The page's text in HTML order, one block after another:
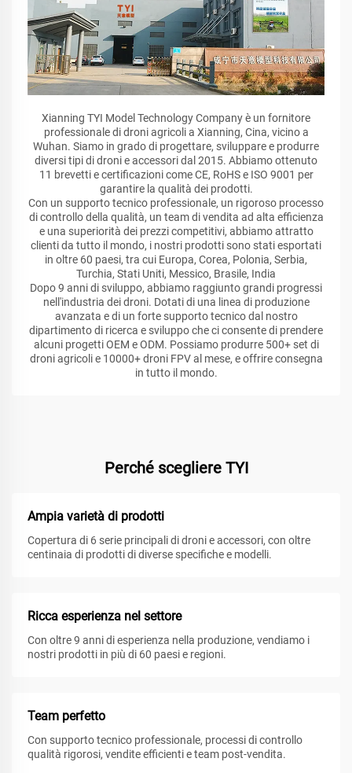
Xianning TYI Model Technology Company è un fornitore
professionale di droni agricoli a Xianning, Cina, vicino a
Wuhan. Siamo in grado di progettare, sviluppare e produrre
diversi tipi di droni e accessori dal 2015. Abbiamo ottenuto
11 brevetti e certificazioni come CE, RoHS e ISO 9001 per
garantire la qualità dei prodotti.
Con un supporto tecnico professionale, un rigoroso processo
di controllo della qualità, un team di vendita ad alta efficienza
e una superiorità dei prezzi competitivi, abbiamo attratto
clienti da tutto il mondo, i nostri prodotti sono stati esportati
in oltre 60 paesi, tra cui Europa, Corea, Polonia, Serbia,
Turchia, Stati Uniti, Messico, Brasile, India
Dopo 9 anni di sviluppo, abbiamo raggiunto grandi progressi
nell'industria dei droni. Dotati di una linea di produzione
avanzata e di un forte supporto tecnico dal nostro
dipartimento di ricerca e sviluppo che ci consente di prendere
alcuni progetti OEM e ODM. Possiamo produrre 500+ set di
droni agricoli e 10000+ droni FPV al mese, e offrire consegna
in tutto il mondo.
Perché scegliere TYI
Ampia varietà di prodotti
Copertura di 6 serie principali di droni e accessori, con oltre
centinaia di prodotti di diverse specifiche e modelli.
Ricca esperienza nel settore
Con oltre 9 anni di esperienza nella produzione, vendiamo i
nostri prodotti in più di 60 paesi e regioni.
Team perfetto
Con supporto tecnico professionale, processi di controllo
qualità rigorosi, vendite efficienti e team post-vendita.